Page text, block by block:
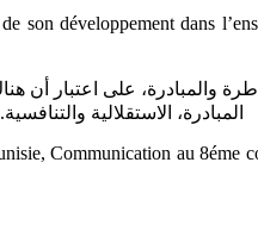
son ‎développement dans
المبادرة، الاستقلالية